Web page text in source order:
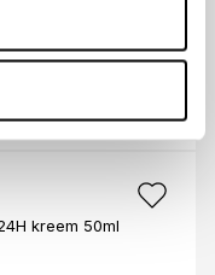
15ml
kreem 50ml